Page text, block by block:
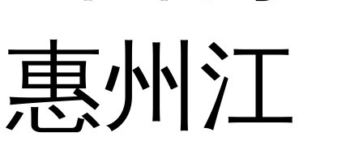
惠州 江